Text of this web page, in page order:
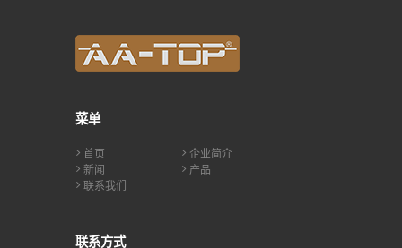
菜单
首页
企业简介
新闻
产品
联系我们
联系方式